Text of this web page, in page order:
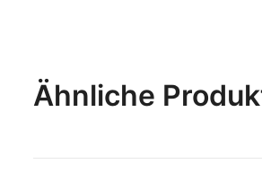
Ähnliche